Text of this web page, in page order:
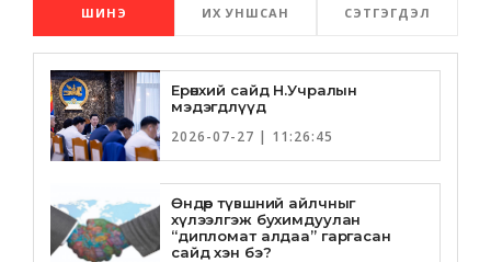
ШИНЭ ИХ УНШСАН СЭТГЭГДЭЛ
Ерөнхий сайд Н.Учралын
мэдэгдлүүд
2026-07-27 | 11:26:45
Өндөр түвшний айлчныг
хүлээлгэж бухимдуулан
“дипломат алдаа” гаргасан
сайд хэн бэ?